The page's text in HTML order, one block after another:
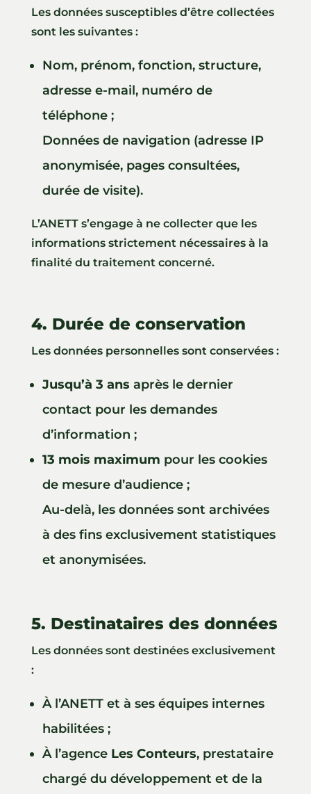
Les données susceptibles d’être collectées
sont les suivantes :
Nom, prénom, fonction, structure,
adresse e-mail, numéro de
téléphone ;
Données de navigation (adresse IP
anonymisée, pages consultées,
durée de visite).
L’ANETT s’engage à ne collecter que les
informations strictement nécessaires à la
finalité du traitement concerné.
4. Durée de conservation
Les données personnelles sont conservées :
Jusqu’à 3 ans après le dernier
contact pour les demandes
d’information ;
13 mois maximum pour les cookies
de mesure d’audience ;
Au-delà, les données sont archivées
à des fins exclusivement statistiques
et anonymisées.
5. Destinataires des données
Les données sont destinées exclusivement
:
À l’ANETT et à ses équipes internes
habilitées ;
À l’agence Les Conteurs, prestataire
chargé du développement et de la